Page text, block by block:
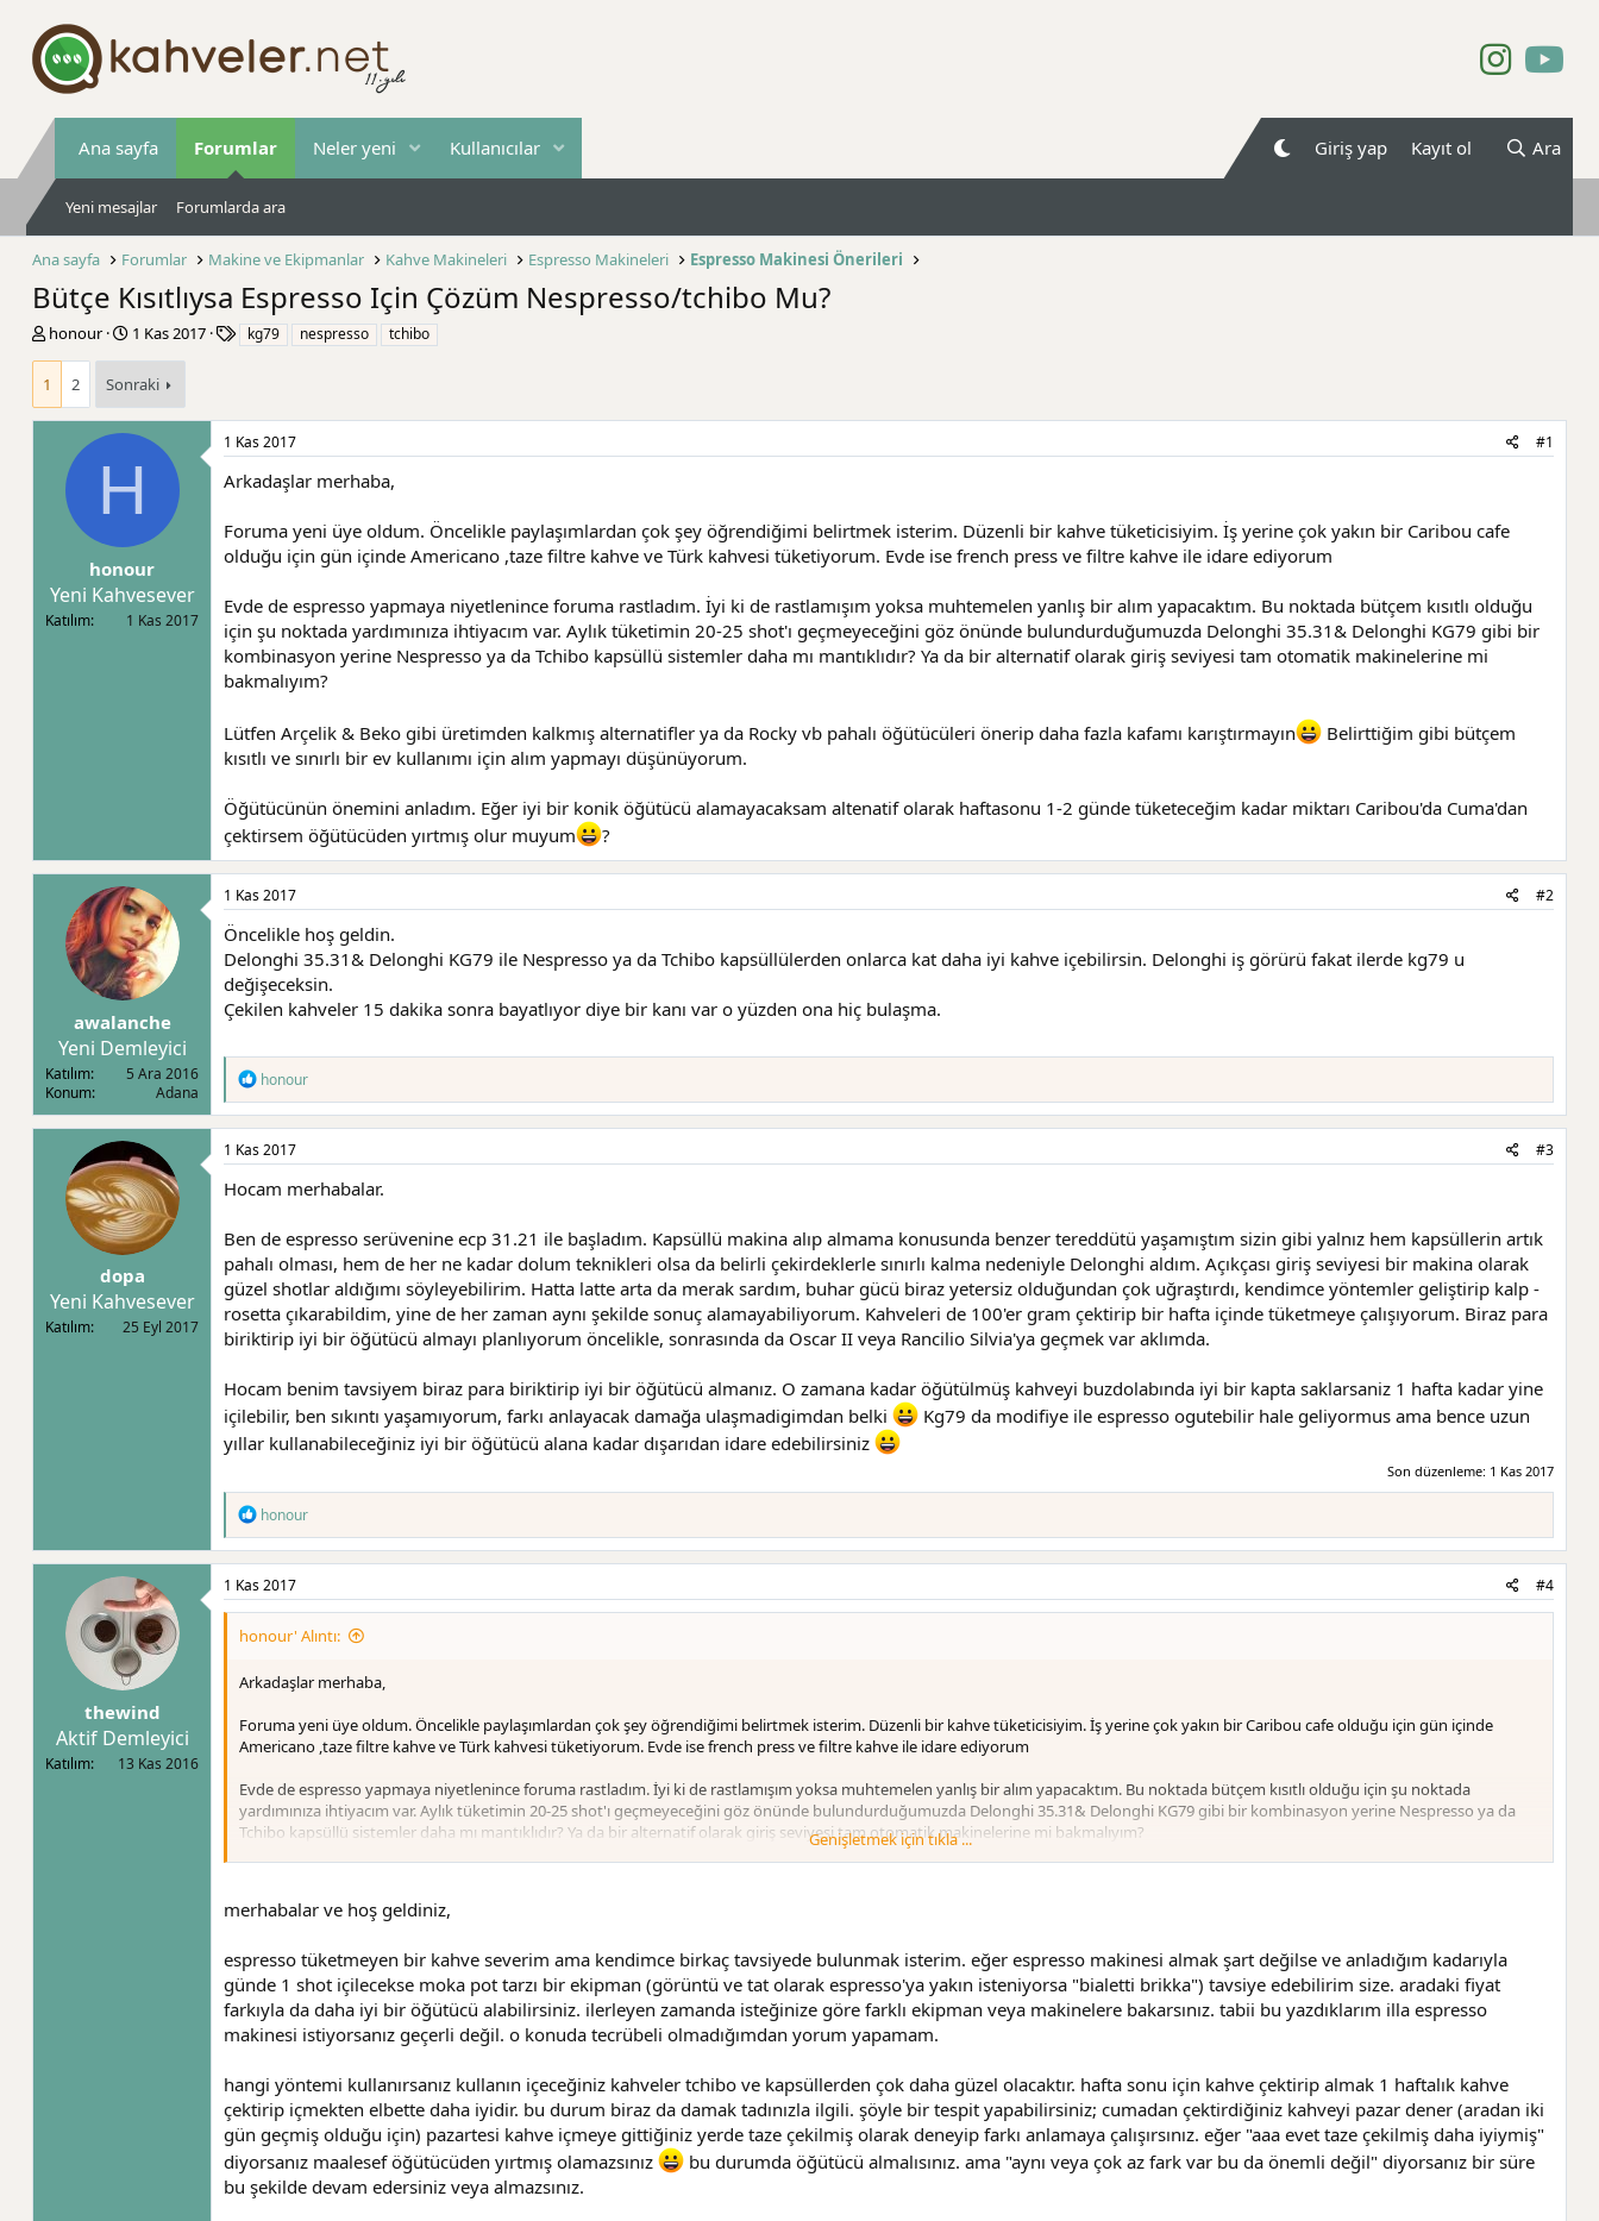
Ana sayfa Forumlar Neler yeni Kullanıcılar Giriş yap Kayıt ol Ara
Yeni mesajlar Forumlarda ara
Ana sayfa Forumlar Makine ve Ekipmanlar Kahve Makineleri Espresso Makineleri Espresso Makinesi Önerileri
Bütçe Kısıtlıysa Espresso Için Çözüm Nespresso/tchibo Mu?
K
n
b
u
t
a
n
honour
B
l
a
n
ı
a
r
i
h
i
1 Kas 2017
E
t
e
t
l
e
kg79 nespresso tchibo
1 2 Sonraki
H
honour
Yeni Kahvesever
Katılım 1 Kas 2017
1 Kas 2017 #1
Arkadaşlar merhaba,
Foruma yeni üye oldum. Öncelikle paylaşımlardan çok şey öğrendiğimi belirtmek isterim. Düzenli bir kahve tüketicisiyim. İş yerine çok yakın bir Caribou cafe
olduğu için gün içinde Americano ,taze filtre kahve ve Türk kahvesi tüketiyorum. Evde ise french press ve filtre kahve ile idare ediyorum
Evde de espresso yapmaya niyetlenince foruma rastladım. İyi ki de rastlamışım yoksa muhtemelen yanlış bir alım yapacaktım. Bu noktada bütçem kısıtlı olduğu
için şu noktada yardımınıza ihtiyacım var. Aylık tüketimin 20-25 shot'ı geçmeyeceğini göz önünde bulundurduğumuzda Delonghi 35.31& Delonghi KG79 gibi bir
kombinasyon yerine Nespresso ya da Tchibo kapsüllü sistemler daha mı mantıklıdır? Ya da bir alternatif olarak giriş seviyesi tam otomatik makinelerine mi
bakmalıyım?
Lütfen Arçelik & Beko gibi üretimden kalkmış alternatifler ya da Rocky vb pahalı öğütücüleri önerip daha fazla kafamı karıştırmayın
Belirttiğim gibi bütçem
kısıtlı ve sınırlı bir ev kullanımı için alım yapmayı düşünüyorum.
Öğütücünün önemini anladım. Eğer iyi bir konik öğütücü alamayacaksam altenatif olarak haftasonu 1-2 günde tüketeceğim kadar miktarı Caribou'da Cuma'dan
çektirsem öğütücüden yırtmış olur muyum
?
awalanche
Yeni Demleyici
Katılım
5 Ara 2016
Konum
Adana
1 Kas 2017 #2
Öncelikle hoş geldin.
Delonghi 35.31& Delonghi KG79 ile Nespresso ya da Tchibo kapsüllülerden onlarca kat daha iyi kahve içebilirsin. Delonghi iş görürü fakat ilerde kg79 u
değişeceksin.
Çekilen kahveler 15 dakika sonra bayatlıyor diye bir kanı var o yüzden ona hiç bulaşma.
T
p
k
e
honour
dopa
Yeni Kahvesever
Katılım 25 Eyl 2017
1 Kas 2017 #3
Hocam merhabalar.
Ben de espresso serüvenine ecp 31.21 ile başladım. Kapsüllü makina alıp almama konusunda benzer tereddütü yaşamıştım sizin gibi yalnız hem kapsüllerin artık
pahalı olması, hem de her ne kadar dolum teknikleri olsa da belirli çekirdeklerle sınırlı kalma nedeniyle Delonghi aldım. Açıkçası giriş seviyesi bir makina olarak
güzel shotlar aldığımı söyleyebilirim. Hatta latte arta da merak sardım, buhar gücü biraz yetersiz olduğundan çok uğraştırdı, kendimce yöntemler geliştirip kalp -
rosetta çıkarabildim, yine de her zaman aynı şekilde sonuç alamayabiliyorum. Kahveleri de 100'er gram çektirip bir hafta içinde tüketmeye çalışıyorum. Biraz para
biriktirip iyi bir öğütücü almayı planlıyorum öncelikle, sonrasında da Oscar II veya Rancilio Silvia'ya geçmek var aklımda.
Hocam benim tavsiyem biraz para biriktirip iyi bir öğütücü almanız. O zamana kadar öğütülmüş kahveyi buzdolabında iyi bir kapta saklarsaniz 1 hafta kadar yine
içilebilir, ben sıkıntı yaşamıyorum, farkı anlayacak damağa ulaşmadigimdan belki
Kg79 da modifiye ile espresso ogutebilir hale geliyormus ama bence uzun
yıllar kullanabileceğiniz iyi bir öğütücü alana kadar dışarıdan idare edebilirsiniz
Son düzenleme: 1 Kas 2017
T
p
k
l
r
honour
thewind
Aktif Demleyici
Katılım 13 Kas 2016
1 Kas 2017 #4
honour' Alıntı:
Arkadaşlar merhaba,
Foruma yeni üye oldum. Öncelikle paylaşımlardan çok şey öğrendiğimi belirtmek isterim. Düzenli bir kahve tüketicisiyim. İş yerine çok yakın bir Caribou cafe olduğu için gün içinde
Americano ,taze filtre kahve ve Türk kahvesi tüketiyorum. Evde ise french press ve filtre kahve ile idare ediyorum
Evde de espresso yapmaya niyetlenince foruma rastladım. İyi ki de rastlamışım yoksa muhtemelen yanlış bir alım yapacaktım. Bu noktada bütçem kısıtlı olduğu için şu noktada
yardımınıza ihtiyacım var. Aylık tüketimin 20-25 shot'ı geçmeyeceğini göz önünde bulundurduğumuzda Delonghi 35.31& Delonghi KG79 gibi bir kombinasyon yerine Nespresso ya da
Tchibo kapsüllü sistemler daha mı mantıklıdır? Ya da bir alternatif olarak giriş seviyesi tam otomatik makinelerine mi bakmalıyım?
kullanımı için alım yapmayı düşünüyorum.
yırtmış olur muyum
?
Genişletmek için tıkla ...
merhabalar ve hoş geldiniz,
espresso tüketmeyen bir kahve severim ama kendimce birkaç tavsiyede bulunmak isterim. eğer espresso makinesi almak şart değilse ve anladığım kadarıyla
günde 1 shot içilecekse moka pot tarzı bir ekipman (görüntü ve tat olarak espresso'ya yakın isteniyorsa "bialetti brikka") tavsiye edebilirim size. aradaki fiyat
farkıyla da daha iyi bir öğütücü alabilirsiniz. ilerleyen zamanda isteğinize göre farklı ekipman veya makinelere bakarsınız. tabii bu yazdıklarım illa espresso
makinesi istiyorsanız geçerli değil. o konuda tecrübeli olmadığımdan yorum yapamam.
hangi yöntemi kullanırsanız kullanın içeceğiniz kahveler tchibo ve kapsüllerden çok daha güzel olacaktır. hafta sonu için kahve çektirip almak 1 haftalık kahve
çektirip içmekten elbette daha iyidir. bu durum biraz da damak tadınızla ilgili. şöyle bir tespit yapabilirsiniz; cumadan çektirdiğiniz kahveyi pazar dener (aradan iki
gün geçmiş olduğu için) pazartesi kahve içmeye gittiğiniz yerde taze çekilmiş olarak deneyip farkı anlamaya çalışırsınız. eğer "aaa evet taze çekilmiş daha iyiymiş"
diyorsanız maalesef öğütücüden yırtmış olamazsınız
bu durumda öğütücü almalısınız. ama "aynı veya çok az fark var bu da önemli değil" diyorsanız bir süre
bu şekilde devam edersiniz veya almazsınız.